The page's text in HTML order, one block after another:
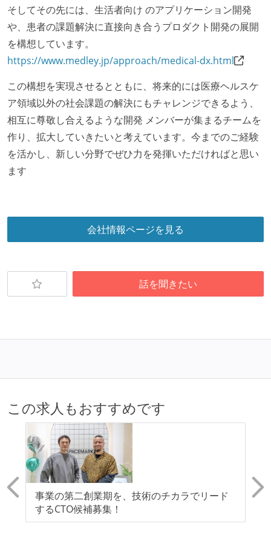
裁量労働制のみなし労働時間：1日9時間半
【裁量労働制を適応している】
休憩時間：1時間
休日制度：完全週休2日制（土日祝休み）
給与形態：月給制
給与形態：賞与なし
労働契約期間：無期雇用
試用期間：あり（3ヶ月間）
社会保険：各種社会保険完備（雇用・労災・健康・厚
そしてその先には、生活者向け のアプリケーション開発
や、患者の課題解決に直接向き合うプロダクト開発の展開
を構想しています。
https://www.medley.jp/approach/medical-dx.html
この構想を実現させるとともに、将来的には医療ヘルスケ
ア領域以外の社会課題の解決にもチャレンジできるよう、
相互に尊敬し合えるような開発 メンバーが集まるチームを
作り、拡大していきたいと考えています。今までのご経験
を活かし、新しい分野でぜひ力を発揮いただければと思い
ます
会社情報ページを見る
話を聞きたい
この求人もおすすめです
事業の第二創業期を、技術のチカラでリード
するCTO候補募集！